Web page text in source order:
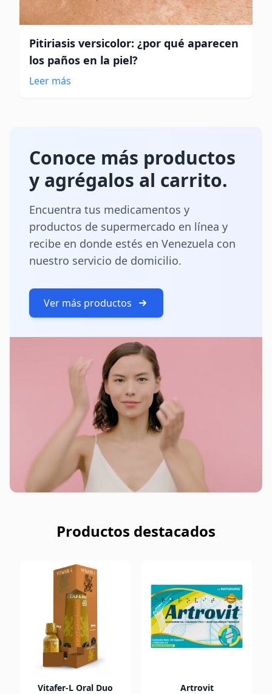
Pitiriasis versicolor: ¿por qué aparecen
los paños en la piel?
Leer más
Conoce más productos
y agrégalos al carrito.
Encuentra tus medicamentos y
productos de supermercado en línea y
recibe en donde estés en Venezuela con
nuestro servicio de domicilio.
Ver más productos
Productos destacados
Vitafer-L Oral Duo
Artrovit